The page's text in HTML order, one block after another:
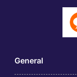
General